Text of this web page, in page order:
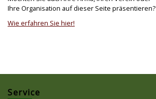
Ihre Organisation auf dieser Seite präsentieren?
Wie erfahren Sie hier!
Service